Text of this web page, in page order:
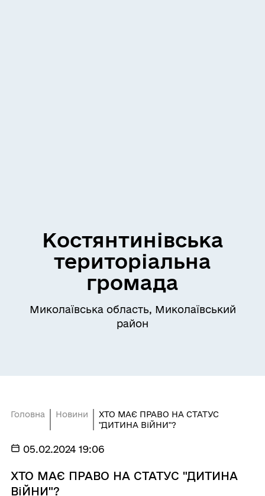
Костянтинівська
територіальна
громада
Миколаївська область, Миколаївський
район
Головна Новини
ХТО МАЄ ПРАВО НА СТАТУС
"ДИТИНА ВіЙНИ"?
05.02.2024 19:06
ХТО МАЄ ПРАВО НА СТАТУС "ДИТИНА
ВіЙНИ"?